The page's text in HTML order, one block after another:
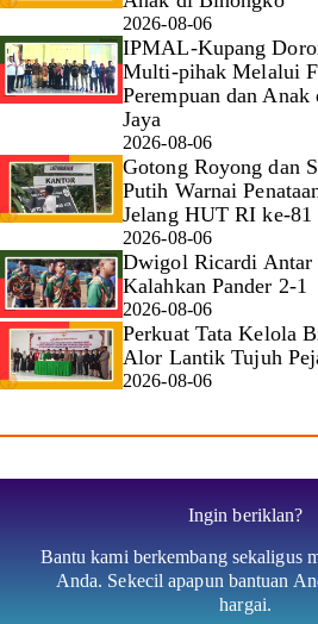
2026-08-06
IPMAL-Kupang
Multi-pihak Melalui
Perempuan dan Anak
Jaya
2026-08-06
Gotong Royong dan
Putih Warnai
Jelang HUT RI ke-81
2026-08-06
Dwigol Ricardi Antar
Kalahkan Pander 2-1
2026-08-06
Perkuat Tata Kelola
Alor Lantik Tujuh
2026-08-06
Ingin beriklan?
Bantu kami berkembang sekaligus
Anda. Sekecil apapun bantuan
hargai.